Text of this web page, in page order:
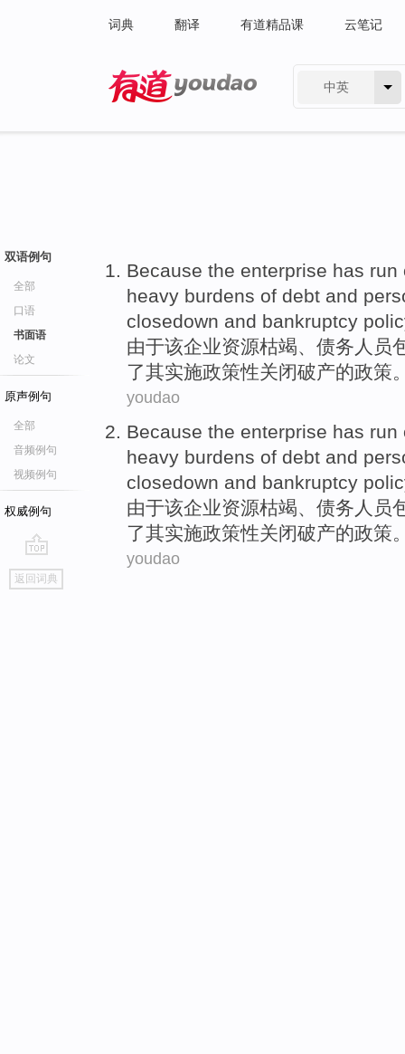
词典 翻译 有道精品课 云笔记
中英
双语例句
全部
口语
书面语
论文
原声例句
全部
音频例句
视频例句
权威例句
go
top
返回词典
Because the enterprise has
heavy burdens of debt and
closedown and bankruptcy
由于该企业资源枯竭、 债务 人员
了其实施政策性关闭破产的政策
youdao
Because the enterprise has
heavy burdens of debt and
closedown and bankruptcy
由于该企业资源枯竭、 债务 人员
了其实施政策性关闭破产的政策
youdao